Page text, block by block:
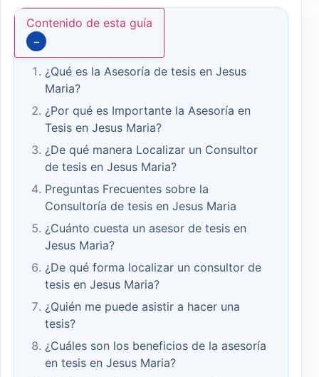
Contenido de esta guía
−
¿Qué es la Asesoría de tesis en Jesus
Maria?
¿Por qué es Importante la Asesoría en
Tesis en Jesus Maria?
¿De qué manera Localizar un Consultor
de tesis en Jesus Maria?
Preguntas Frecuentes sobre la
Consultoría de tesis en Jesus Maria
¿Cuánto cuesta un asesor de tesis en
Jesus Maria?
¿De qué forma localizar un consultor de
tesis en Jesus Maria?
¿Quién me puede asistir a hacer una
tesis?
¿Cuáles son los beneficios de la asesoría
en tesis en Jesus Maria?